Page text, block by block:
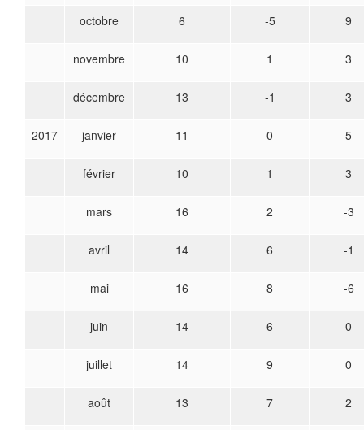
octobre 6 -5 9
novembre 10 1 3
décembre 13 -1 3
2017 janvier 11 0 5
février 10 1 3
mars 16 2 -3
avril 14 6 -1
mai 16 8 -6
juin 14 6 0
juillet 14 9 0
août 13 7 2